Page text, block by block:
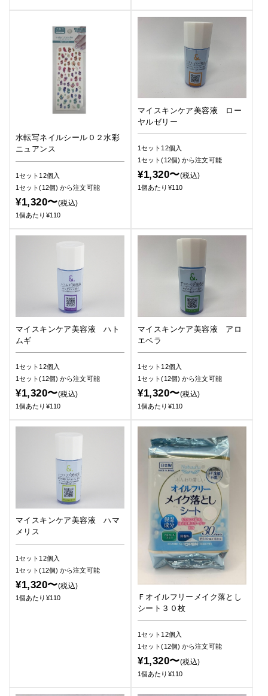
水転写ネイルシール０２水彩
ニュアンス
1セット12個入
1セット(12個)から注文可能
¥1,320〜(税込)
1個あたり¥110
マイスキンケア美容液 ロー
ヤルゼリー
1セット12個入
1セット(12個)から注文可能
¥1,320〜(税込)
1個あたり¥110
マイスキンケア美容液 ハト
ムギ
1セット12個入
1セット(12個)から注文可能
¥1,320〜(税込)
1個あたり¥110
マイスキンケア美容液 アロ
エベラ
1セット12個入
1セット(12個)から注文可能
¥1,320〜(税込)
1個あたり¥110
マイスキンケア美容液 ハマ
メリス
1セット12個入
1セット(12個)から注文可能
¥1,320〜(税込)
1個あたり¥110
Ｆオイルフリーメイク落とし
シート３０枚
1セット12個入
1セット(12個)から注文可能
¥1,320〜(税込)
1個あたり¥110